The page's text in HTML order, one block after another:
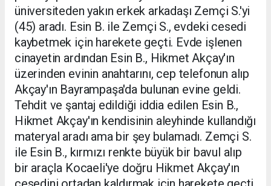
üniversiteden yakın erkek arkadaşı Zemçi S.'yi
(45) aradı. Esin B. ile Zemçi S., evdeki cesedi
kaybetmek için harekete geçti. Evde işlenen
cinayetin ardından Esin B., Hikmet Akçay'ın
üzerinden evinin anahtarını, cep telefonun alıp
Akçay'ın Bayrampaşa'da bulunan evine geldi.
Tehdit ve şantaj edildiği iddia edilen Esin B.,
Hikmet Akçay'ın kendisinin aleyhinde kullandığı
materyal aradı ama bir şey bulamadı. Zemçi S.
ile Esin B., kırmızı renkte büyük bir bavul alıp
bir araçla Kocaeli'ye doğru Hikmet Akçay'ın